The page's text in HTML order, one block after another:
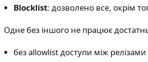
Blocklist: дозволено все, окрім
Одне без іншого не працює
без allowlist доступи між